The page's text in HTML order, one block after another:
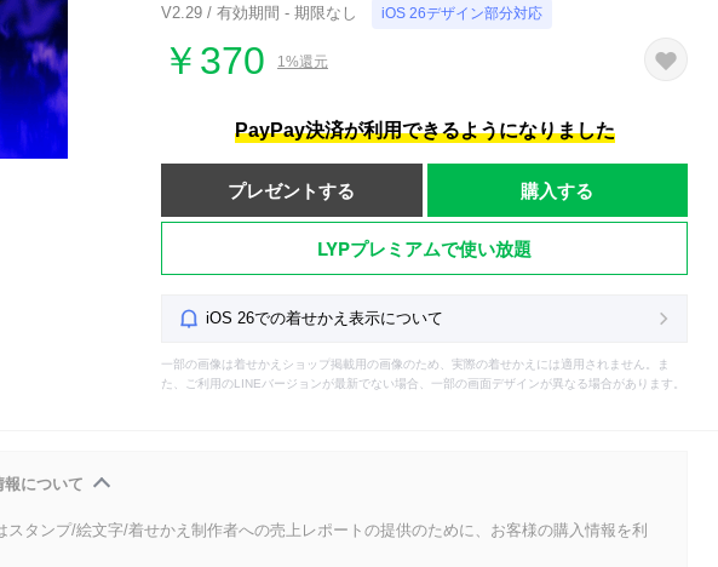
V2.29 / 有効期間 - 期限なし iOS 26デザイン部分対応
￥370 1%還元
PayPay決済が利用できるようになりました
プレゼントする 購入する
LYPプレミアムで使い放題
iOS 26での着せかえ表示について
一部の画像は着せかえショップ掲載用の画像のため、実際の着せかえには適用されません。ま
た、ご利用のLINEバージョンが最新でない場合、一部の画面デザインが異なる場合があります。
について
スタンプ/絵文字/着せかえ制作者への売上レポートの提供のために、お客様の購入情報を利